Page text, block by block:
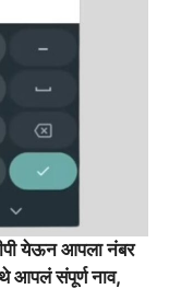
येऊन आपला नंबर
आपलं संपूर्ण नाव,